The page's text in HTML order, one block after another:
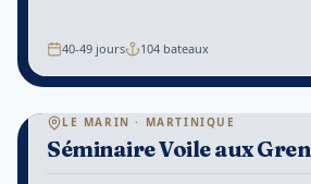
40-49 jours 104 bateaux
⚓
1/7
LE MARIN · MARTINIQUE
Séminaire Voile aux